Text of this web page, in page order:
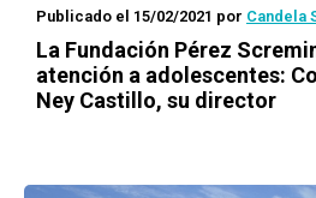
Publicado el 15/02/2021 por Candela
La Fundación Pérez
atención a adolescentes:
Ney Castillo, su director